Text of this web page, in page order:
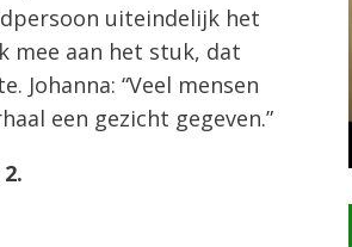
uiteindelijk het
mee aan het stuk, dat
Johanna: “Veel mensen
een gezicht gegeven.”